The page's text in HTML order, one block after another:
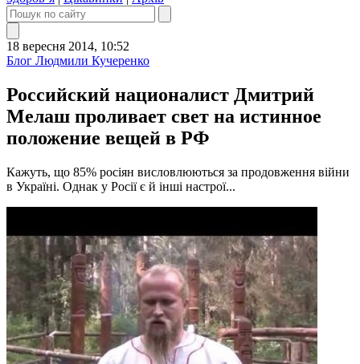
18 вересня 2014, 10:52
Блог Людмили Кучеренко
Российский националист Дмитрий
Мелаш проливает свет на истинное
положение вещей в РФ
Кажуть, що 85% росіян висловлюються за продовження війни
в Україні. Однак у Росії є й інші настрої...